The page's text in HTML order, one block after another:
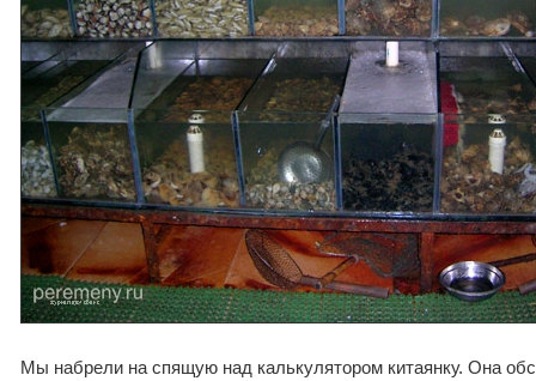
Мы набрели на спящую над калькулятором китаянку. Она